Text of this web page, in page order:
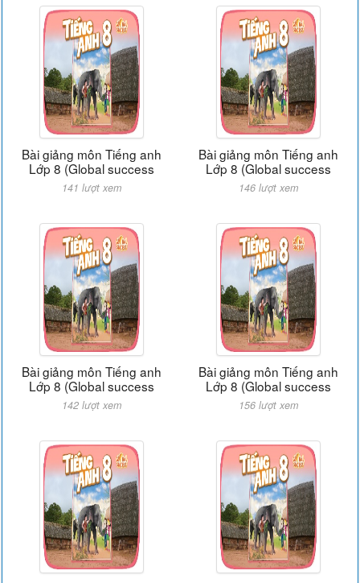
Bài giảng môn Tiếng anh
Lớp 8 (Global success
141 lượt xem
Bài giảng môn Tiếng anh
Lớp 8 (Global success
146 lượt xem
Bài giảng môn Tiếng anh
Lớp 8 (Global success
142 lượt xem
Bài giảng môn Tiếng anh
Lớp 8 (Global success
156 lượt xem